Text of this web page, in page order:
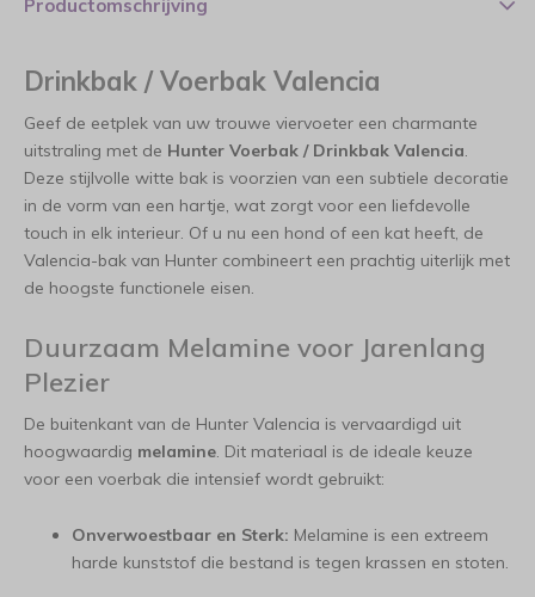
Productomschrijving
Drinkbak / Voerbak Valencia
Geef de eetplek van uw trouwe viervoeter een charmante
uitstraling met de Hunter Voerbak / Drinkbak Valencia.
Deze stijlvolle witte bak is voorzien van een subtiele decoratie
in de vorm van een hartje, wat zorgt voor een liefdevolle
touch in elk interieur. Of u nu een hond of een kat heeft, de
Valencia-bak van Hunter combineert een prachtig uiterlijk met
de hoogste functionele eisen.
Duurzaam Melamine voor Jarenlang
Plezier
De buitenkant van de Hunter Valencia is vervaardigd uit
hoogwaardig melamine. Dit materiaal is de ideale keuze
voor een voerbak die intensief wordt gebruikt:
Onverwoestbaar en Sterk: Melamine is een extreem
harde kunststof die bestand is tegen krassen en stoten.